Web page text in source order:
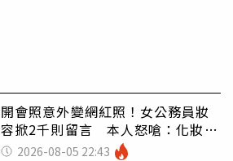
開會照意外變網紅照！女公務員妝
容掀2千則留言 本人怒嗆：化妝有
錯嗎2026-08-05 22:43